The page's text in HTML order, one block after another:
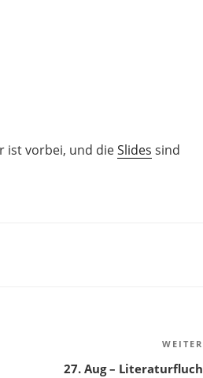
ist vorbei, und dieSlides sind
WEITER
27. Aug – Literaturfluch